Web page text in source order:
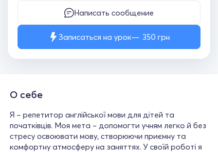
Написать сообщение
Записаться на урок 350 грн
О себе
Я – репетитор англійської мови для дітей та
початківців. Моя мета – допомогти учням легко й без
стресу освоювати мову, створюючи приємну та
комфортну атмосферу на заняттях. У своїй роботі я